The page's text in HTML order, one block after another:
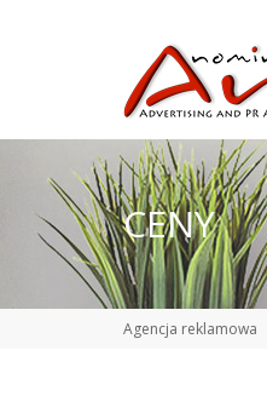
CENY
Agencja reklamowa